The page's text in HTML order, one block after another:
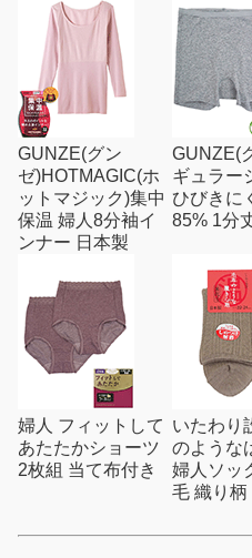
GUNZE(グン
ゼ)HOTMAGIC(ホ
ットマジック)集中
保温 婦人8分袖イ
ンナー 日本製
GUNZE(
ギュラー
ひびきに
85% 1分
婦人 フィットして
あたたかショーツ
2枚組 当て布付き
いたわり
のような
婦人ソッ
毛 織り柄